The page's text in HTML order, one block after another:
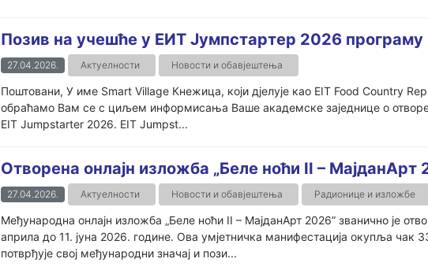
Позив на учешће у ЕИТ Јумпстартер 2026 програму
27.04.2026. Актуелности Новости и обавјештења
Поштовани, У име Smart Village Кнежица, који дјелује као EIT Food Country
обраћамо Вам се с циљем информисања Ваше академске заједнице о
EIT Jumpstarter 2026. EIT Jumpst...
Отворена онлајн изложба „Беле ноћи II – МајданАрт
27.04.2026. Актуелности Новости и обавјештења Радионице и изложбе
Међународна онлајн изложба „Беле ноћи II – МајданАрт 2026” званично је
априла до 11. јуна 2026. године. Ова умјетничка манифестација окупља чак
потврђује свој међународни значај и пози...